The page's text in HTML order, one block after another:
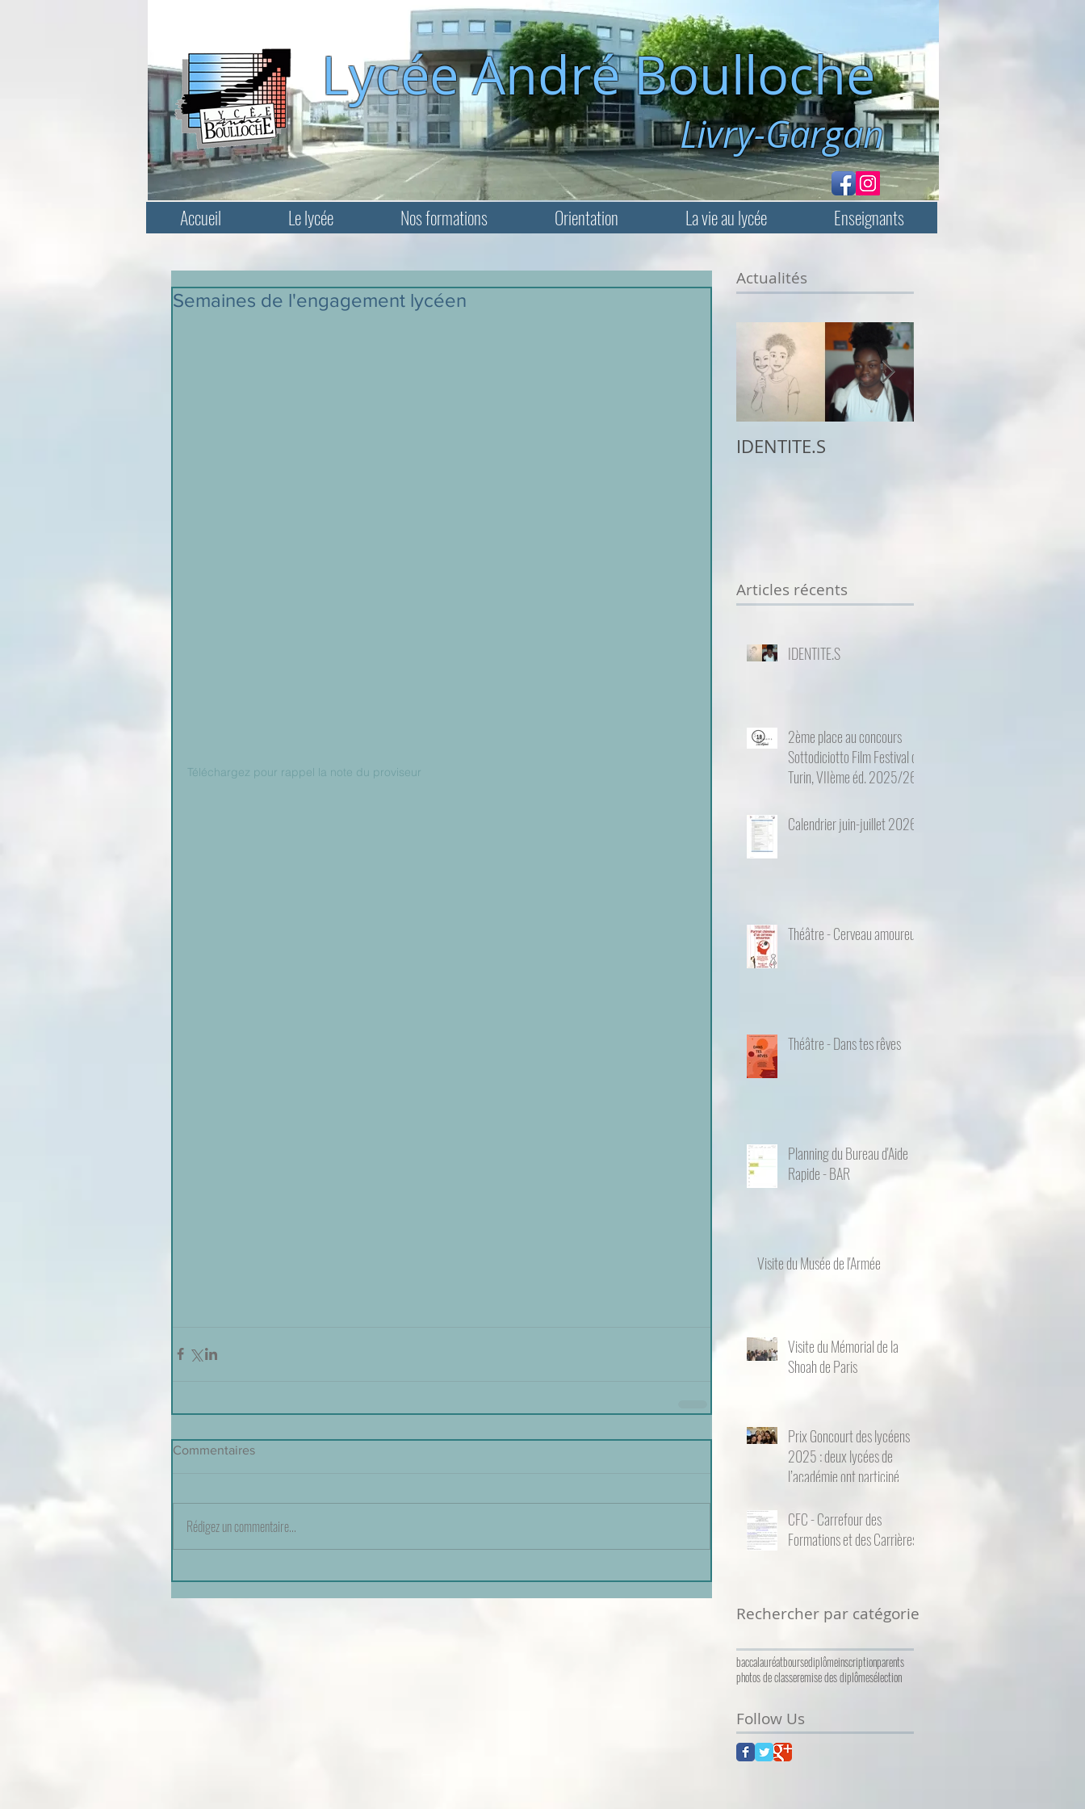
Lycée André Boulloche
Livry-Gargan
Accueil Le lycée Nos formations Orientation La vie au lycée Enseignants
Semaines de l'engagement lycéen
Téléchargez pour rappel la note du proviseur
Commentaires
Rédigez un commentaire...
Actualités
IDENTITE.S
Articles récents
IDENTITE.S
2ème place au concours
Sottodiciotto Film Festival de
Turin, VIIème éd. 2025/26
Calendrier juin-juillet 2026
Théâtre - Cerveau amoureux
Théâtre - Dans tes rêves
Planning du Bureau d'Aide
Rapide - BAR
Visite du Musée de l'Armée
Visite du Mémorial de la
Shoah de Paris
Prix Goncourt des lycéens
2025 : deux lycées de
l’académie ont participé
CFC - Carrefour des
Formations et des Carrières
Rechercher par catégorie
baccalauréatboursediplômeinscriptionparents
photos de classeremise des diplômesélection
Follow Us